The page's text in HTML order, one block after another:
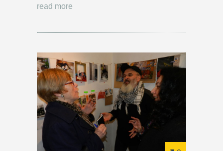
read more